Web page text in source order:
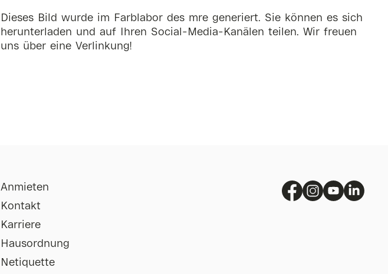
Dieses Bild wurde im Farblabor des mre generiert. Sie können es sich
herunterladen und auf Ihren Social-Media-Kanälen teilen. Wir freuen
uns über eine Verlinkung!
Anmieten
Kontakt
Karriere
Hausordnung
Netiquette